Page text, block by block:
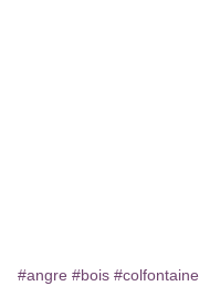
#angre #bois #colfontaine